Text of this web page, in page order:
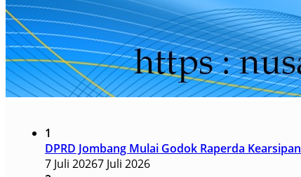
1
DPRD Jombang Mulai Godok Raperda Kearsipan
7 Juli 20267 Juli 2026